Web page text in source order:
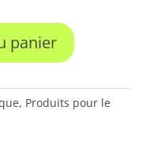
panier
, Produits pour le